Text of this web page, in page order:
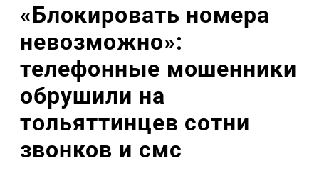
«Блокировать номера
невозможно»:
телефонные мошенники
обрушили на
тольяттинцев сотни
звонков и смс